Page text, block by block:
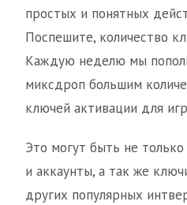
простых и понятных
Поспешите, количество
Каждую неделю мы
миксдроп большим
ключей активации для
Это могут быть не
и аккаунты, а так же
других популярных